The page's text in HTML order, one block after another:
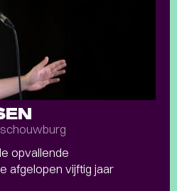
opvallende
afgelopen vijftig jaar